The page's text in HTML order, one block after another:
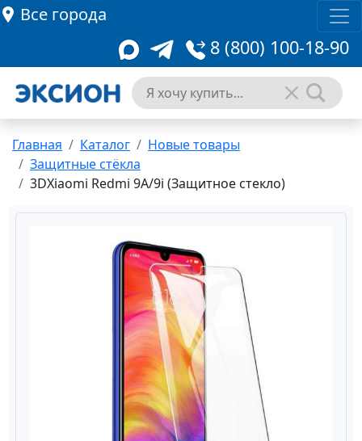
Все города
8 (800) 100-18-90
Главная Каталог
Новые товары
Защитные стёкла
3DXiaomi Redmi 9A/9i (Защитное стекло)